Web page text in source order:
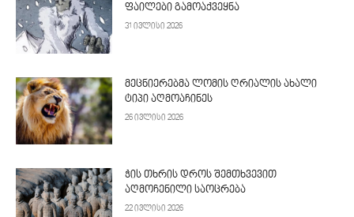
ფაილები გამოაქვეყნა
31 ივლისი 2026
მეცნიერებმა ლომის ღრიალის ახალი
ტიპი აღმოაჩინეს
26 ივლისი 2026
ჭის თხრის დროს შემთხვევით
აღმოჩენილი საოცრება
22 ივლისი 2026